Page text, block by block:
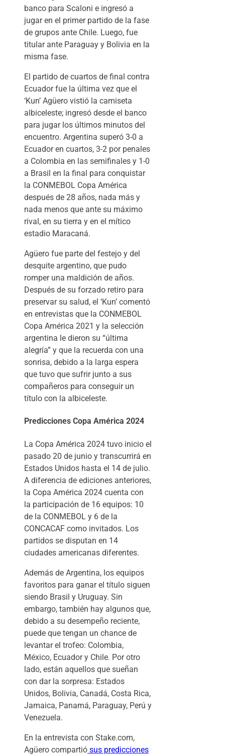
banco para Scaloni e ingresó a
jugar en el primer partido de la fase
de grupos ante Chile. Luego, fue
titular ante Paraguay y Bolivia en la
misma fase.
El partido de cuartos de final contra
Ecuador fue la última vez que el
‘Kun’ Agüero vistió la camiseta
albiceleste; ingresó desde el banco
para jugar los últimos minutos del
encuentro. Argentina superó 3-0 a
Ecuador en cuartos, 3-2 por penales
a Colombia en las semifinales y 1-0
a Brasil en la final para conquistar
la CONMEBOL Copa América
después de 28 años, nada más y
nada menos que ante su máximo
rival, en su tierra y en el mítico
estadio Maracaná.
Agüero fue parte del festejo y del
desquite argentino, que pudo
romper una maldición de años.
Después de su forzado retiro para
preservar su salud, el ‘Kun’ comentó
en entrevistas que la CONMEBOL
Copa América 2021 y la selección
argentina le dieron su “última
alegría” y que la recuerda con una
sonrisa, debido a la larga espera
que tuvo que sufrir junto a sus
compañeros para conseguir un
título con la albiceleste.
Predicciones Copa América 2024
La Copa América 2024 tuvo inicio el
pasado 20 de junio y transcurrirá en
Estados Unidos hasta el 14 de julio.
A diferencia de ediciones anteriores,
la Copa América 2024 cuenta con
la participación de 16 equipos: 10
de la CONMEBOL y 6 de la
CONCACAF como invitados. Los
partidos se disputan en 14
ciudades americanas diferentes.
Además de Argentina, los equipos
favoritos para ganar el título siguen
siendo Brasil y Uruguay. Sin
embargo, también hay algunos que,
debido a su desempeño reciente,
puede que tengan un chance de
levantar el trofeo: Colombia,
México, Ecuador y Chile. Por otro
lado, están aquellos que sueñan
con dar la sorpresa: Estados
Unidos, Bolivia, Canadá, Costa Rica,
Jamaica, Panamá, Paraguay, Perú y
Venezuela.
En la entrevista con Stake.com,
Agüero compartió sus predicciones